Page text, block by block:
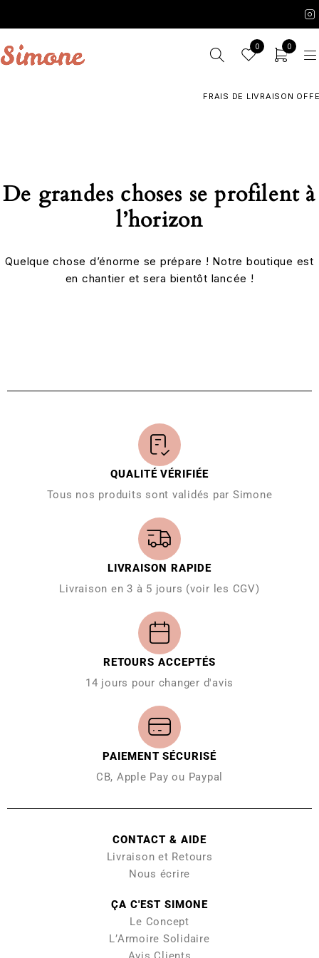
0 0
FRAIS DE LIVRAISON
De grandes choses se profilent à
l’horizon
Quelque chose d’énorme se prépare ! Notre boutique est
en chantier et sera bientôt lancée !
QUALITÉ VÉRIFIÉE
Tous nos produits sont validés par Simone
LIVRAISON RAPIDE
Livraison en 3 à 5 jours (voir les CGV)
RETOURS ACCEPTÉS
14 jours pour changer d'avis
PAIEMENT SÉCURISÉ
CB, Apple Pay ou Paypal
CONTACT & AIDE
Livraison et Retours
Nous écrire
ÇA C'EST SIMONE
Le Concept
L’Armoire Solidaire